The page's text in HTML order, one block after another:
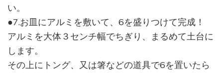
い。
●7.お皿にアルミを敷いて、6を盛りつけて完成！
アルミを大体３センチ幅でちぎり、まるめて土台に
します。
その上にトング、又は箸などの道具で6を置いたら